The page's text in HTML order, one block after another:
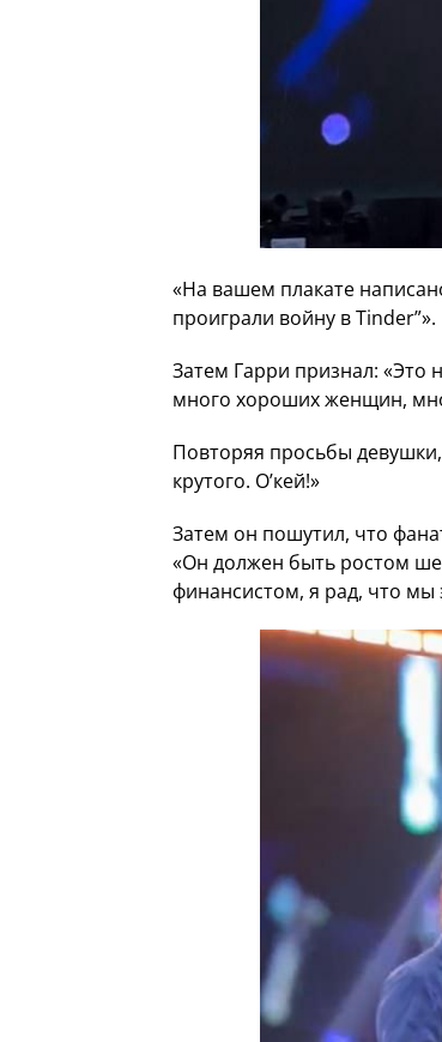
«На вашем плакате
проиграли войну в Tinder”».
Затем Гарри признал:
много хороших женщин,
Повторяя просьбы
крутого. О’кей!»
Затем он пошутил, что
«Он должен быть ростом
финансистом, я рад, что мы